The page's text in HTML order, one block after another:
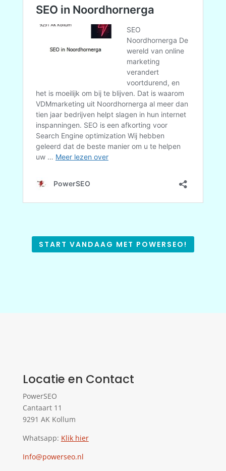
START VANDAAG MET POWERSEO!
Locatie en Contact
PowerSEO
Cantaart 11
9291 AK Kollum
Whatsapp: Klik hier
Info@powerseo.nl